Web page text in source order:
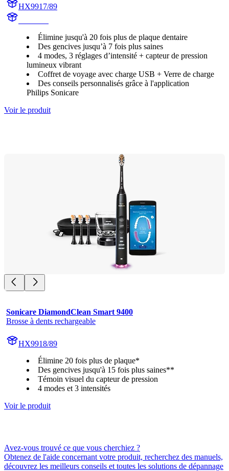
HX9917/89
Élimine jusqu'à 20 fois plus de plaque dentaire
Des gencives jusqu’à 7 fois plus saines
4 modes, 3 réglages d’intensité + capteur de pression
lumineux vibrant
Coffret de voyage avec charge USB + Verre de charge
Des conseils personnalisés grâce à l'application
Philips Sonicare
Voir le produit
Sonicare DiamondClean Smart 9400
Brosse à dents rechargeable
HX9918/89
Élimine 20 fois plus de plaque*
Des gencives jusqu'à 15 fois plus saines**
Témoin visuel du capteur de pression
4 modes et 3 intensités
Voir le produit
Avez-vous trouvé ce que vous cherchiez ?
Obtenez de l'aide concernant votre produit, recherchez des manuels,
découvrez les meilleurs conseils et toutes les solutions de dépannage